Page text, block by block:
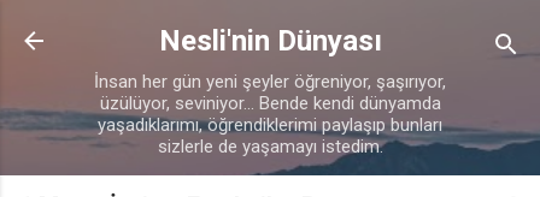
Ana içeriğe atla
Nesli'nin Dünyası
İnsan her gün yeni şeyler öğreniyor, şaşırıyor,
üzülüyor, seviniyor... Bende kendi dünyamda
yaşadıklarımı, öğrendiklerimi paylaşıp bunları
sizlerle de yaşamayı istedim.